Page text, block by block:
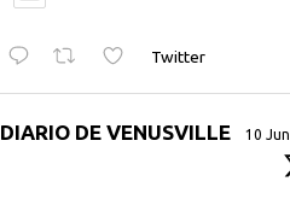
Twitter
DIARIO DE VENUSVILLE 10 Jun